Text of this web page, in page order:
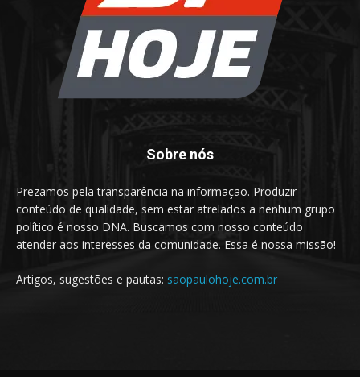
Sobre nós
Prezamos pela transparência na informação. Produzir
conteúdo de qualidade, sem estar atrelados a nenhum grupo
político é nosso DNA. Buscamos com nosso conteúdo
atender aos interesses da comunidade. Essa é nossa missão!
Artigos, sugestões e pautas: saopaulohoje.com.br